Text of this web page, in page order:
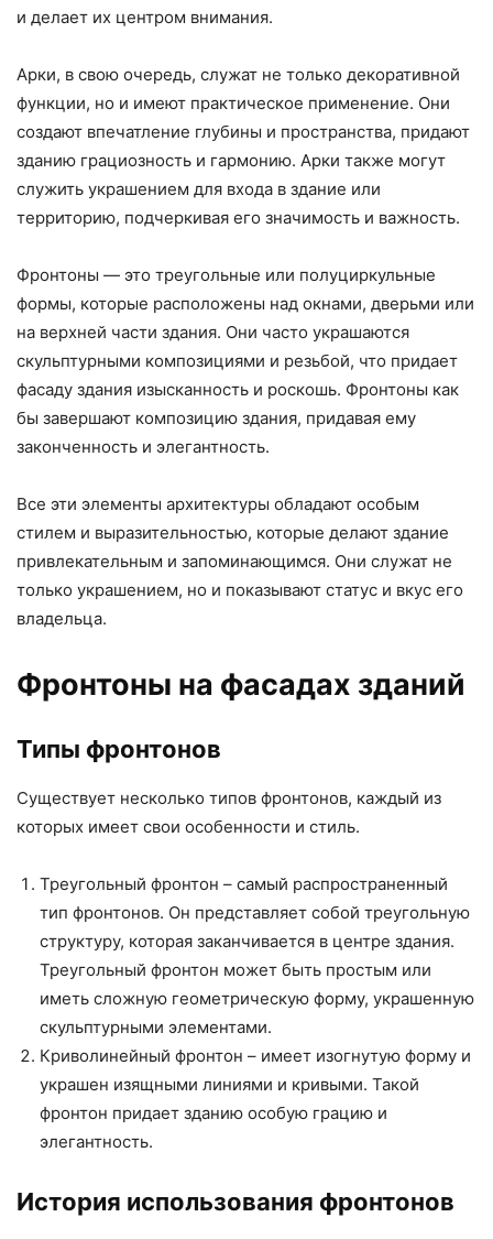
и делает их центром внимания.
Арки, в свою очередь, служат не только декоративной
функции, но и имеют практическое применение. Они
создают впечатление глубины и пространства, придают
зданию грациозность и гармонию. Арки также могут
служить украшением для входа в здание или
территорию, подчеркивая его значимость и важность.
Фронтоны — это треугольные или полуциркульные
формы, которые расположены над окнами, дверьми или
на верхней части здания. Они часто украшаются
скульптурными композициями и резьбой, что придает
фасаду здания изысканность и роскошь. Фронтоны как
бы завершают композицию здания, придавая ему
законченность и элегантность.
Все эти элементы архитектуры обладают особым
стилем и выразительностью, которые делают здание
привлекательным и запоминающимся. Они служат не
только украшением, но и показывают статус и вкус его
владельца.
Фронтоны на фасадах зданий
Типы фронтонов
Существует несколько типов фронтонов, каждый из
которых имеет свои особенности и стиль.
Треугольный фронтон – самый распространенный
тип фронтонов. Он представляет собой треугольную
структуру, которая заканчивается в центре здания.
Треугольный фронтон может быть простым или
иметь сложную геометрическую форму, украшенную
скульптурными элементами.
Криволинейный фронтон – имеет изогнутую форму и
украшен изящными линиями и кривыми. Такой
фронтон придает зданию особую грацию и
элегантность.
История использования фронтонов